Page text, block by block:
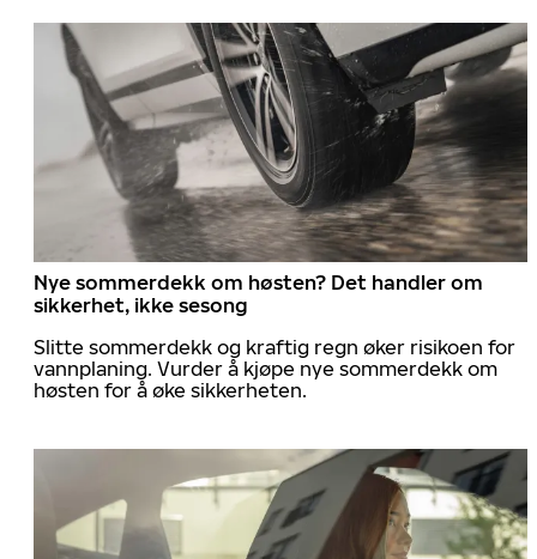
Nye sommerdekk om høsten? Det handler om
sikkerhet, ikke sesong
Slitte sommerdekk og kraftig regn øker risikoen for
vannplaning. Vurder å kjøpe nye sommerdekk om
høsten for å øke sikkerheten.